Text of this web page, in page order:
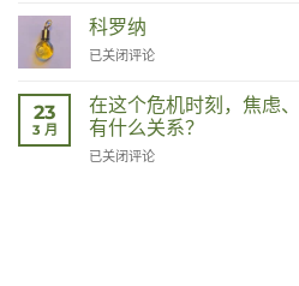
科罗纳
Corona
已关闭评论
23
3 月
在这个危机时刻，焦虑
有什么关系？
Wat
已关闭评论